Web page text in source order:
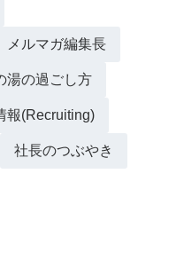
メルマガ編集長
湯の過ごし方
報(Recruiting)
社長のつぶやき